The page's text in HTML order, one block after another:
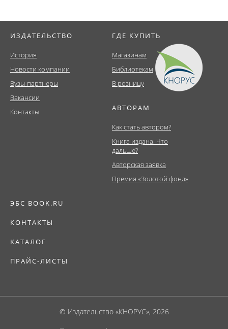
ИЗДАТЕЛЬСТВО
История
Новости компании
Вузы-партнеры
Вакансии
Контакты
ГДЕ КУПИТЬ
Магазинам
Библиотекам
В розницу
АВТОРАМ
Как стать автором?
Книга издана. Что
дальше?
Авторская заявка
Премия «Золотой фонд»
ЭБС BOOK.RU
КОНТАКТЫ
КАТАЛОГ
ПРАЙС-ЛИСТЫ
© Издательство «КНОРУС», 2026